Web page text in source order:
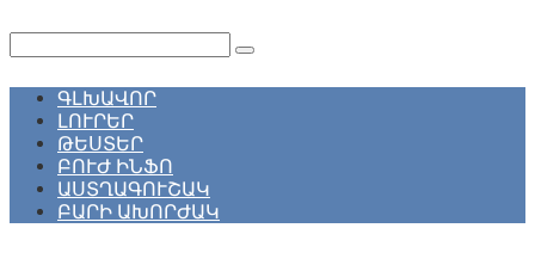
контенту
ԳԼԽԱՎՈՐ
ԼՈՒՐԵՐ
ԹԵՍՏԵՐ
ԲՈՒԺ ԻՆՖՈ
ԱՍՏՂԱԳՈՒՇԱԿ
ԲԱՐԻ ԱԽՈՐԺԱԿ